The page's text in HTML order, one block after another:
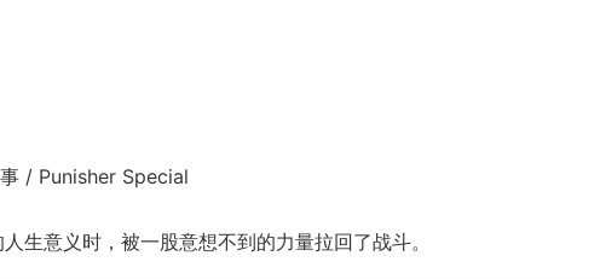
/ Punisher Special
意义时，被一股意想不到的力量拉回了战斗。